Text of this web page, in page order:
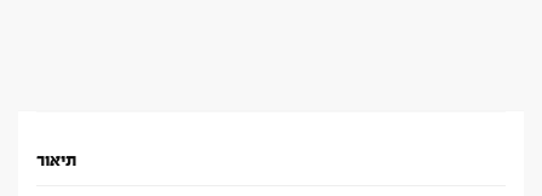
תיאור